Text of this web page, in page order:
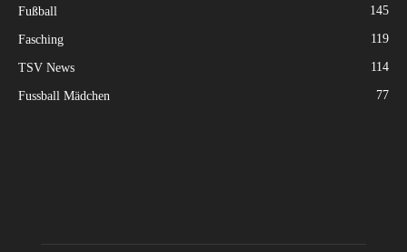
Fußball 145
Fasching 119
TSV News 114
Fussball Mädchen 77